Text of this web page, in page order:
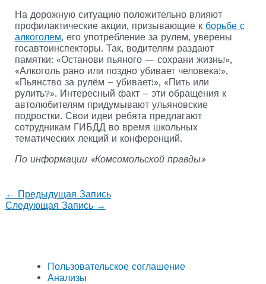
На дорожную ситуацию положительно влияют
профилактические акции, призывающие к борьбе с
алкоголем, его употребление за рулем, уверены
госавтоинспекторы. Так, водителям раздают
памятки: «Останови пьяного — сохрани жизнь!»,
«Алкоголь рано или поздно убивает человека!»,
«Пьянство за рулём – убивает!», «Пить или
рулить?». Интересный факт – эти обращения к
автолюбителям придумывают ульяновские
подростки. Свои идеи ребята предлагают
сотрудникам ГИБДД во время школьных
тематических лекций и конференций.
По информации «Комсомольской правды»
← Предыдущая Запись
Следующая Запись →
Пользовательское соглашение
Анализы